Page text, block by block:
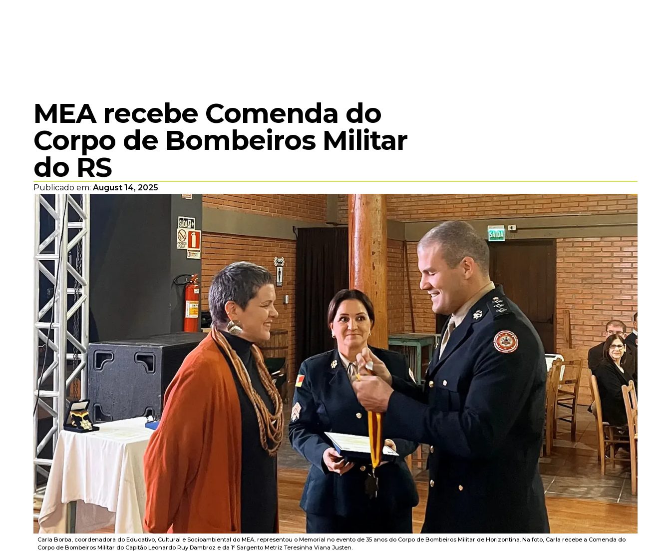
MEA recebe Comenda do
Corpo de Bombeiros Militar
do RS
Publicado em:August 14, 2025
Carla Borba, coordenadora do Educativo, Cultural e Socioambiental do MEA, representou o Memorial no evento de 35 anos do Corpo de Bombeiros Militar de Horizontina. Na foto, Carla recebe a Comenda do
Corpo de Bombeiros Militar do Capitão Leonardo Ruy Dambroz e da 1º Sargento Metriz Teresinha Viana Justen.